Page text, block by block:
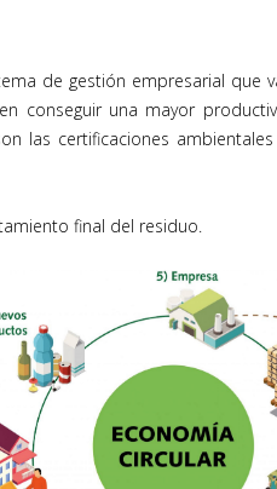
de gestión empresarial que
conseguir una mayor
las certificaciones
final del residuo.